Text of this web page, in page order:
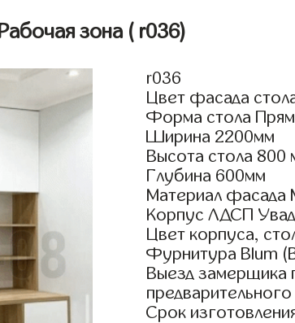
Рабочая зона ( r036)
r036
Цвет фасада
Форма стола
Ширина 2200мм
Высота стола
Глубина 600мм
Материал
Корпус ЛДСП
Цвет корпуса,
Фурнитура Blum
Выезд замерщика
Срок